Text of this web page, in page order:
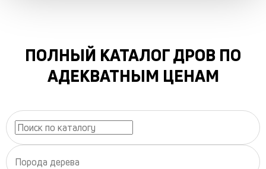
ПОЛНЫЙ КАТАЛОГ ДРОВ ПО
АДЕКВАТНЫМ ЦЕНАМ
Порода дерева